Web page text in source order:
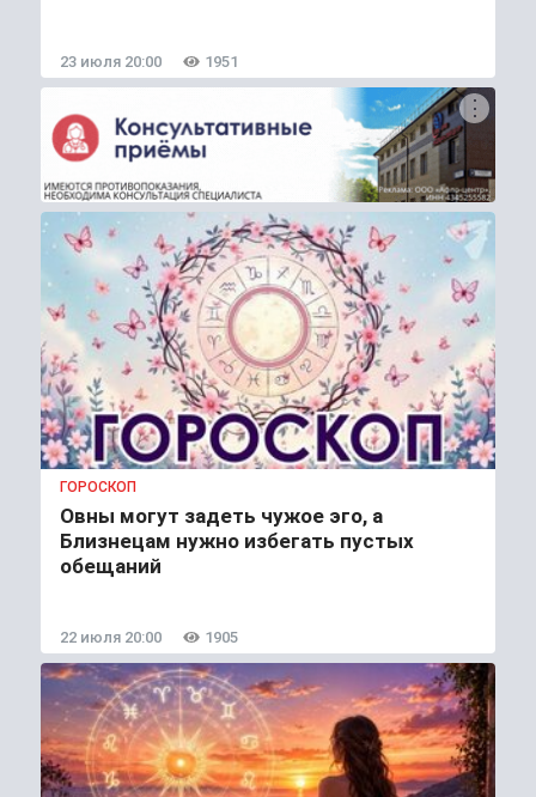
23 июля 20:00 1951
ГОРОСКОП
Овны могут задеть чужое эго, а
Близнецам нужно избегать пустых
обещаний
22 июля 20:00 1905